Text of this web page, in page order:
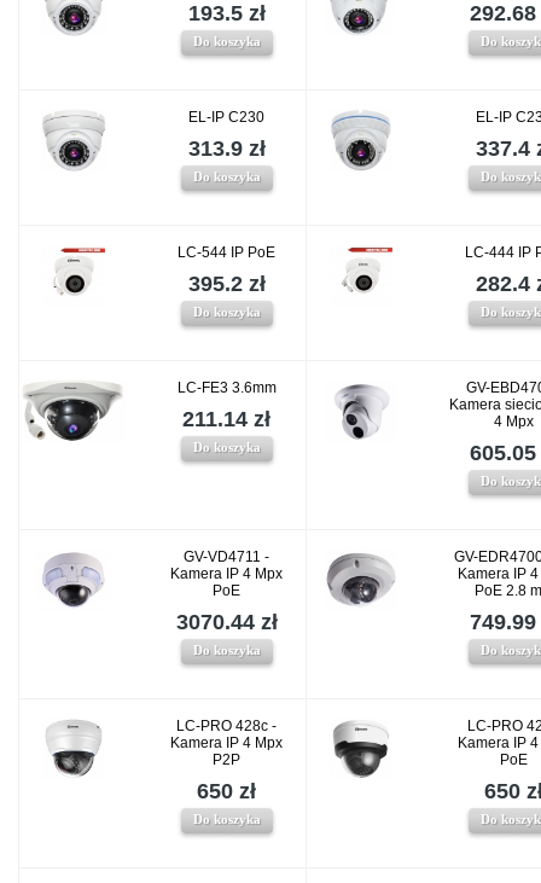
193.5 zł
Do koszyka
292.68
Do
EL-IP C230
313.9 zł
Do koszyka
EL-IP
337.4
Do
LC-544 IP PoE
395.2 zł
Do koszyka
LC-444 IP
282.4
Do
LC-FE3 3.6mm
211.14 zł
Do koszyka
GV-
Kamera
4 Mpx
605.05
Do
GV-VD4711 -
Kamera IP 4 Mpx
PoE
3070.44 zł
Do koszyka
GV-
Kamera IP
PoE 2.8
749.99
Do
LC-PRO 428c -
Kamera IP 4 Mpx
P2P
650 zł
Do koszyka
LC-PRO
Kamera IP
PoE
650
Do